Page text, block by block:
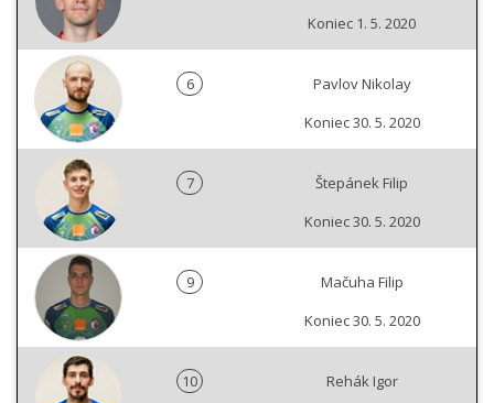
Koniec 1. 5. 2020
6
Pavlov Nikolay
Koniec 30. 5. 2020
7
Štepánek Filip
Koniec 30. 5. 2020
9
Mačuha Filip
Koniec 30. 5. 2020
10
Rehák Igor